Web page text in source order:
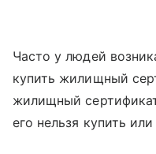
Часто у людей
купить жилищный
жилищный
его нельзя купить